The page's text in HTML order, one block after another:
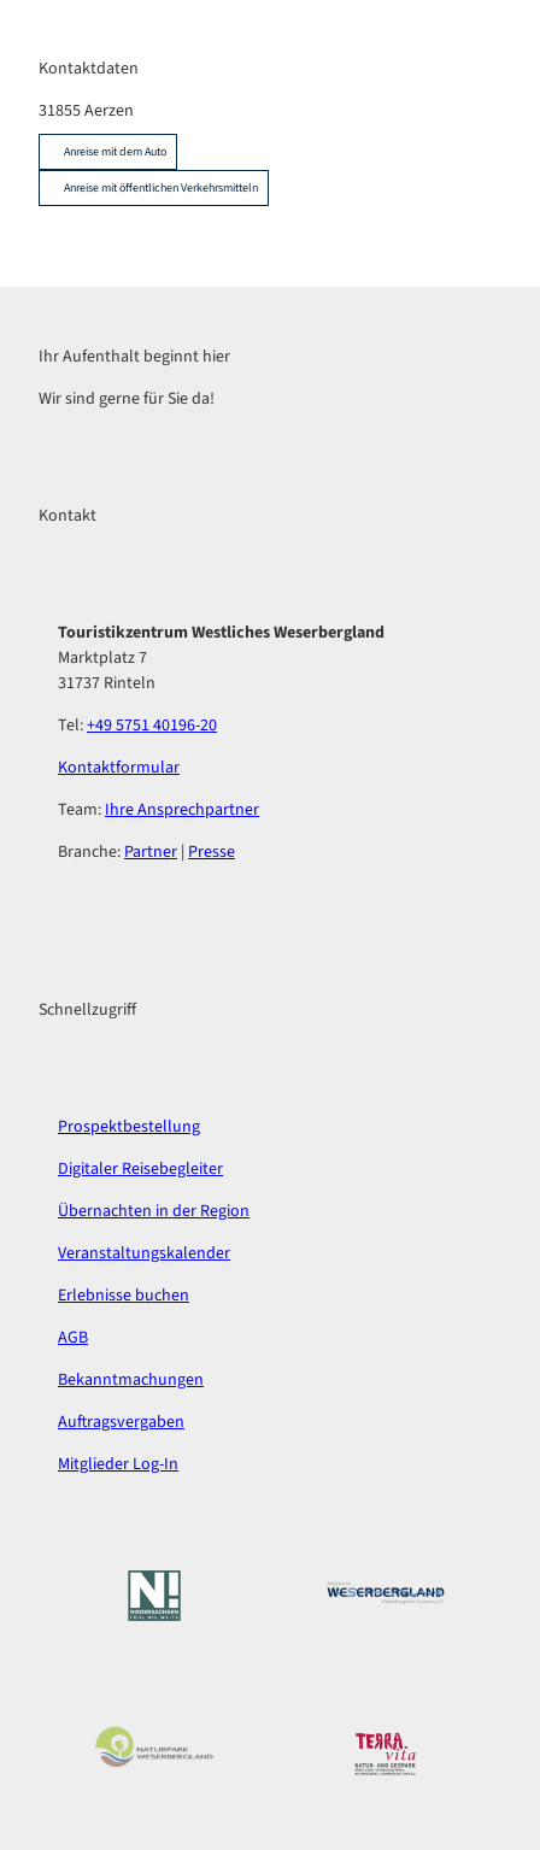
Kontaktdaten
31855Aerzen
Anreise mit dem Auto
Anreise mit öffentlichen Verkehrsmitteln
Ihr Aufenthalt beginnt hier
Wir sind gerne für Sie da!
Kontakt
Touristikzentrum Westliches Weserbergland
Marktplatz 7
31737 Rinteln
Tel:+49 5751 40196-20
Kontaktformular
Team:Ihre Ansprechpartner
Branche:Partner | Presse
e
t
m
Schnellzugriff
Prospektbestellung
Digitaler Reisebegleiter
Übernachten in der Region
Veranstaltungskalender
Erlebnisse buchen
AGB
Bekanntmachungen
Auftragsvergaben
Mitglieder Log-In